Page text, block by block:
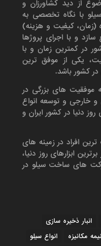
از دید کشاورزان و
سیلو با نگاه تخصصی به
(زمان، کیفیت و هزینه)
و با اجرای پروژها
در کمترین زمان و با
یکی از موفق ترین
کشور باشد.
موفقیت های بزرگی در
خارجی و توسعه انواع
دنیا در کشور ایران و
افراد در زمینه های
ابزارهای روز دنیا،
های ساخت سیلو در
انبار ذخیره سازی
مکانیزه
انواع سیلو